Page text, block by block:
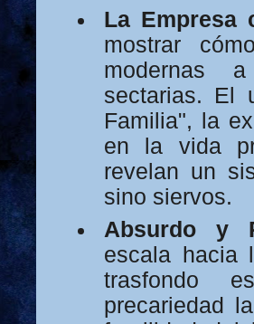
La Empresa
mostrar
modernas
sectarias. El
Familia", la
en la vida
revelan un
sino siervos.
Absurdo y
escala hacia
trasfondo
precariedad